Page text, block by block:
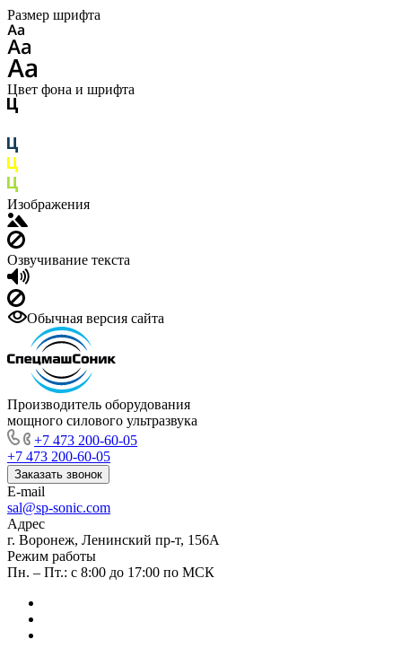
Размер шрифта
Цвет фона и шрифта
Изображения
Озвучивание текста
Обычная версия сайта
Производитель оборудования
мощного силового ультразвука
+7 473 200-60-05
+7 473 200-60-05
Заказать звонок
E-mail
sal@sp-sonic.com
Адрес
г. Воронеж, Ленинский пр-т, 156А
Режим работы
Пн. – Пт.: с 8:00 до 17:00 по МСК